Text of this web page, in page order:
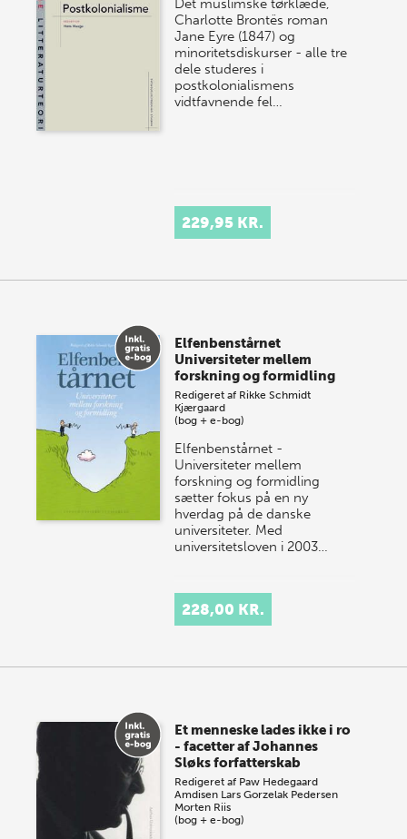
Det muslimske tørklæde,
Charlotte Brontës roman
Jane Eyre (1847) og
minoritetsdiskurser - alle tre
dele studeres i
postkolonialismens
vidtfavnende fel…
229,95 KR.
Elfenbenstårnet
Universiteter mellem
forskning og formidling
Redigeret af Rikke Schmidt
Kjærgaard
(bog + e-bog)
Elfenbenstårnet -
Universiteter mellem
forskning og formidling
sætter fokus på en ny
hverdag på de danske
universiteter. Med
universitetsloven i 2003…
228,00 KR.
Et menneske lades ikke i ro
- facetter af Johannes
Sløks forfatterskab
Redigeret af Paw Hedegaard
Amdisen Lars Gorzelak Pedersen
Morten Riis
(bog + e-bog)